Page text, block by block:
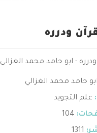
ودرره
- ابو حامد محمد الغزالي
ابو حامد محمد الغزالي
علم التجويد
104
1311